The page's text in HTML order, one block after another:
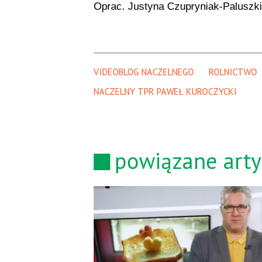
Oprac. Justyna Czupryniak-
VIDEOBLOG NACZELNEGO ROLNICTWO
NACZELNY TPR PAWEŁ KUROCZYCKI
powiązane